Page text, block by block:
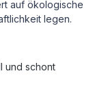
auf ökologische
legen.
und schont